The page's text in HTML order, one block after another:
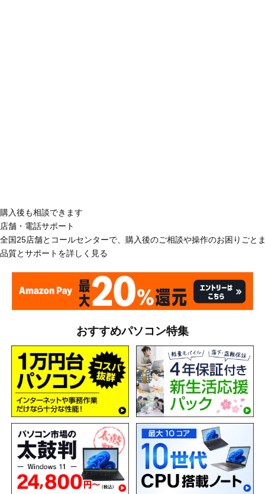
購入後も相談できます
店舗・電話サポート
全国25店舗とコールセンターで、購入後のご相談や操作のお困りごと
品質とサポートを詳しく見る
おすすめパソコン特集